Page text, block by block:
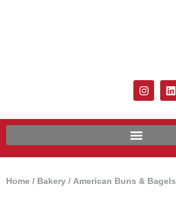
Home / Bakery / American Buns & Bagels